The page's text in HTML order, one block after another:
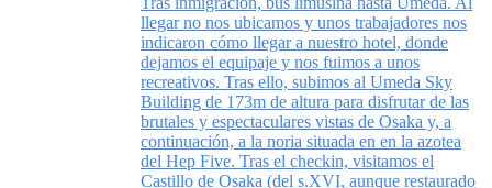
llegar no nos ubicamos y unos trabajadores nos
indicaron cómo llegar a nuestro hotel, donde
dejamos el equipaje y nos fuimos a unos
recreativos. Tras ello, subimos al Umeda Sky
Building de 173m de altura para disfrutar de las
brutales y espectaculares vistas de Osaka y, a
continuación, a la noria situada en en la azotea
del Hep Five. Tras el checkin, visitamos el
Castillo de Osaka (del s.XVI, aunque restaurado